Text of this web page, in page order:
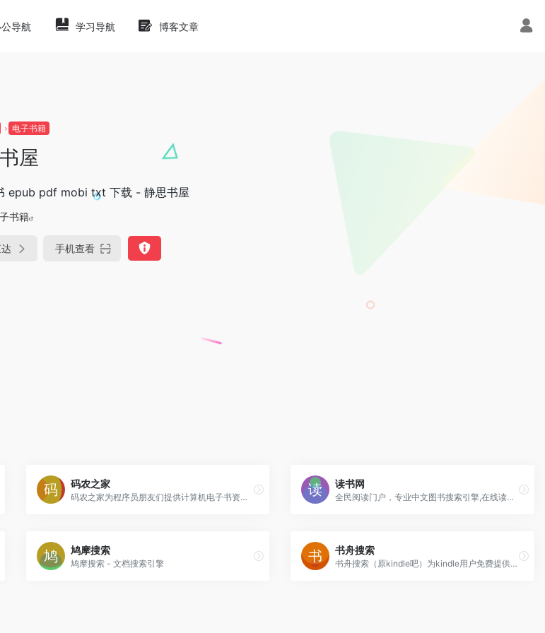
导航 学习导航 博客文章
电子书籍
屋
epub pdf mobi txt 下载 - 静思书屋
书籍
手机查看
码农之家
码农之家为程序员朋友们提供计算机电子书资源免费下载，打造成编程电子书的专业网站，精选计算机pdf电子书内容并推荐有价值的视频教程内容，为大家学习编程和计算机知识节省成本。
读书网
全民阅读门户，专业中文图书搜索引擎,在线读书,提供各类免费电子书及图书导购服务
鸠摩搜索
鸠摩搜索 - 文档搜索引擎
书舟搜索
书舟搜索（原kindle吧）为kindle用户免费提供海量丰富的电子书籍在线搜索与下载服务，包括mobi/azw3/epub格式，欢迎您的来访。